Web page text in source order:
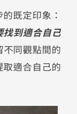
既定印象：
找到適合自己
同觀點間的
適合自己的